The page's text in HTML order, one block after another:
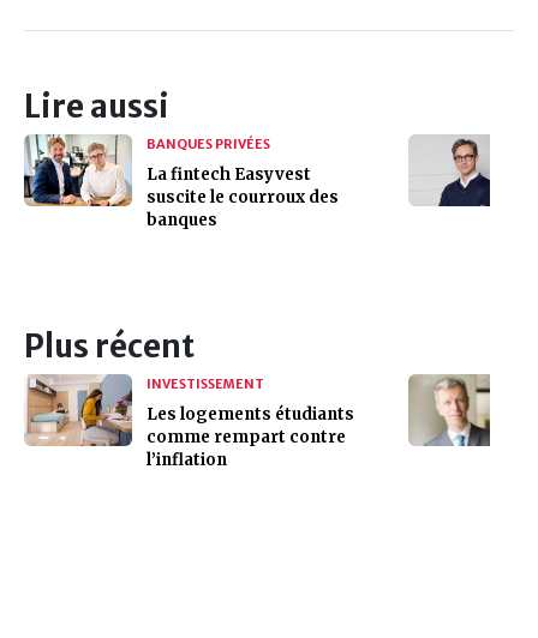
Lire aussi
BANQUES PRIVÉES
La fintech Easyvest
suscite le courroux des
banques
Plus récent
INVESTISSEMENT
Les logements étudiants
comme rempart contre
l’inflation